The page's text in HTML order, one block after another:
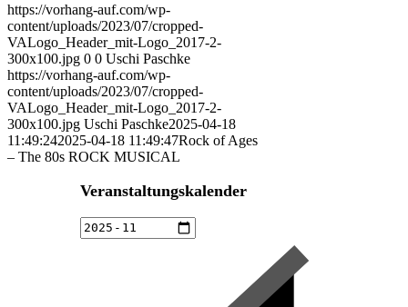
https://vorhang-auf.com/wp-
content/uploads/2023/07/cropped-
VALogo_Header_mit-Logo_2017-2-
300x100.jpg 0 0 Uschi Paschke
https://vorhang-auf.com/wp-
content/uploads/2023/07/cropped-
VALogo_Header_mit-Logo_2017-2-
300x100.jpg Uschi Paschke2025-04-18
11:49:242025-04-18 11:49:47Rock of Ages
– The 80s ROCK MUSICAL
Veranstaltungskalender